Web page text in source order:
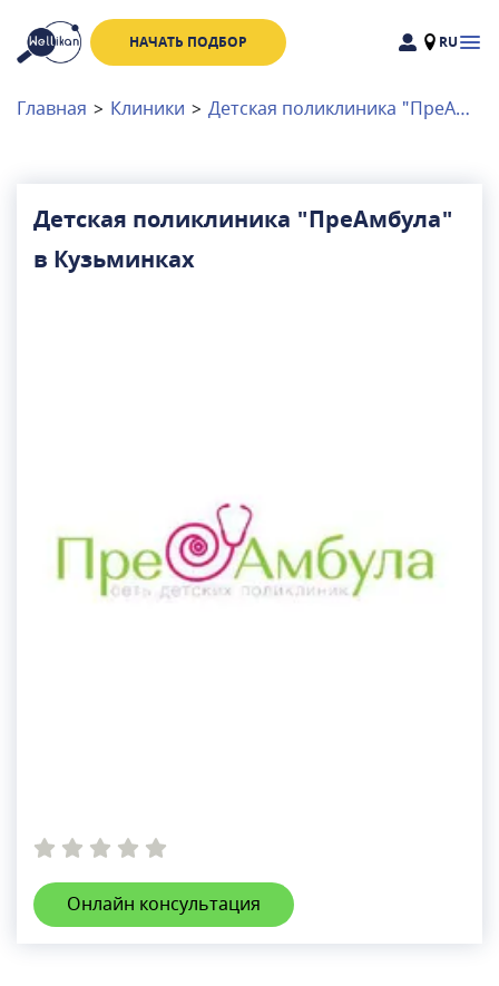
НАЧАТЬ ПОДБОР RU
Доктора
Клиники
Главная > Клиники > Детская поликлиника "ПреАмбула" в Кузьминках
Детская поликлиника "ПреАмбула"
в Кузьминках
Онлайн консультация